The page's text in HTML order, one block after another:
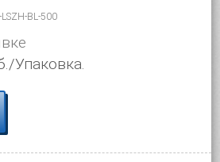
BL-500
Упаковка.